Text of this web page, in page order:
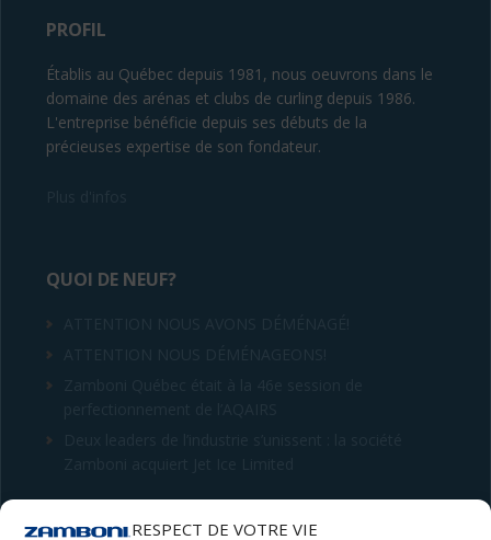
RESPECT DE VOTRE VIE
PROFIL
Établis au Québec depuis 1981, nous oeuvrons dans le
domaine des arénas et clubs de curling depuis 1986.
L'entreprise bénéficie depuis ses débuts de la
précieuses expertise de son fondateur.
QUOI DE NEUF?
CONTACT